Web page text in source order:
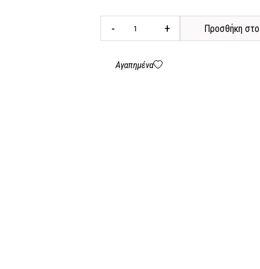
- + Προσθήκη
Αγαπημένα